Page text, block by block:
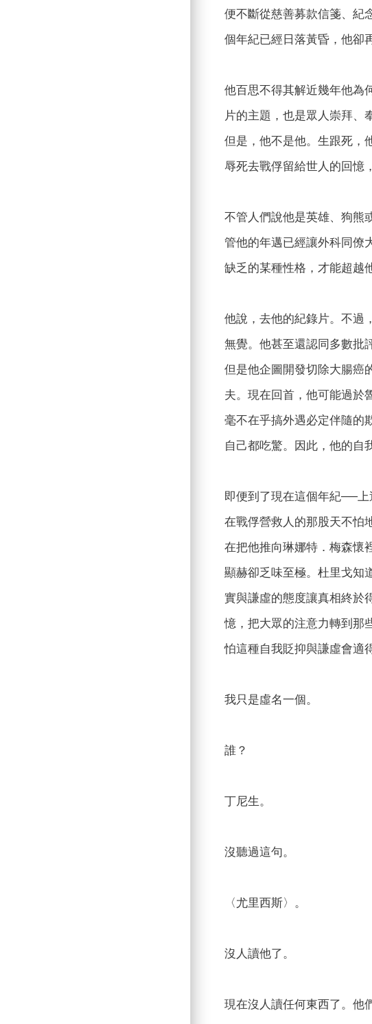
便不斷從慈善募款信箋、紀
個年紀已經日落黃昏，他卻
他百思不得其解近幾年他為
片的主題，也是眾人崇拜、
但是，他不是他。生跟死，
辱死去戰俘留給世人的回憶
不管人們說他是英雄、狗熊
管他的年邁已經讓外科同僚
缺乏的某種性格，才能超越
他說，去他的紀錄片。不過
無覺。他甚至還認同多數批
但是他企圖開發切除大腸癌
夫。現在回首，他可能過於
毫不在乎搞外遇必定伴隨的
自己都吃驚。因此，他的自
即便到了現在這個年紀──
在戰俘營救人的那股天不怕
在把他推向琳娜特．梅森懷
顯赫卻乏味至極。杜里戈知
實與謙虛的態度讓真相終於
憶，把大眾的注意力轉到那
怕這種自我貶抑與謙虛會適
我只是虛名一個。
誰？
丁尼生。
沒聽過這句。
〈尤里西斯〉。
沒人讀他了。
現在沒人讀任何東西了。他